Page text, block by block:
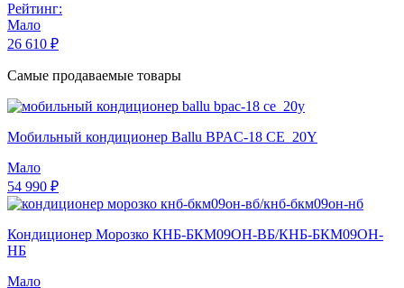
Рейтинг:
Мало
26 610 ₽
Самые продаваемые товары
Мобильный кондиционер Ballu BPAC-18 CE_20Y
Мало
54 990 ₽
Кондиционер Морозко КНБ-БКМ09ОН-ВБ/КНБ-БКМ09ОН-
НБ
Мало